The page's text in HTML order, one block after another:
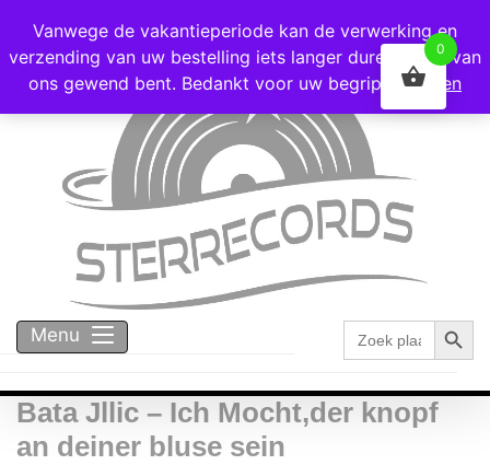
Voor 16:00 besteld = vandaag verzonden!
Menu
Zoek
naar:
Bata Jllic – Ich Mocht,der knopf
an deiner bluse sein
Vanwege de vakantieperiode kan de verwerking en
verzending van uw bestelling iets langer duren dan u van
ons gewend bent. Bedankt voor uw begrip!
Negeren
0